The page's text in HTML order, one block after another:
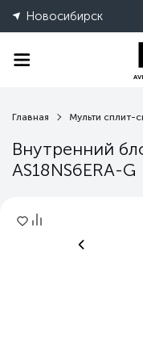
Новосибирск
Главная Мульти сплит-
Внутренний
AS18NS6ERA-G